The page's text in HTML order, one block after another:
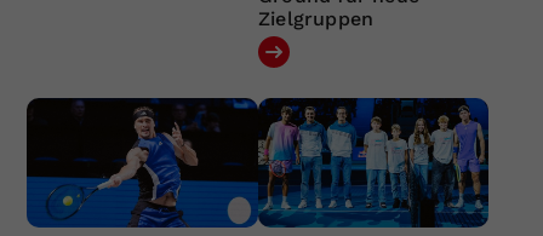
Zielgruppen